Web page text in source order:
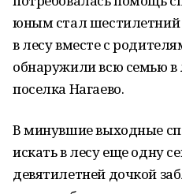
юным стал шестилетний
в лесу вместе с
обнаружили всю семью в
поселка Нагаево.
В минувшие выходные
искать в лесу еще одну
девятилетней дочкой